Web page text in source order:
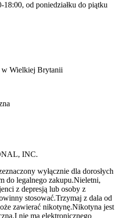
18:00, od poniedziałku do piątku
w Wielkiej Brytanii
INC.
wyłącznie dla dorosłych
do legalnego zakupu.Nieletni,
z depresją lub osoby z
stosować.Trzymaj z dala od
zawierać nikotynę.Nikotyna jest
nie ma elektronicznego